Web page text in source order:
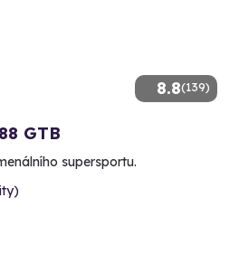
8.8(139)
GTB
supersportu.